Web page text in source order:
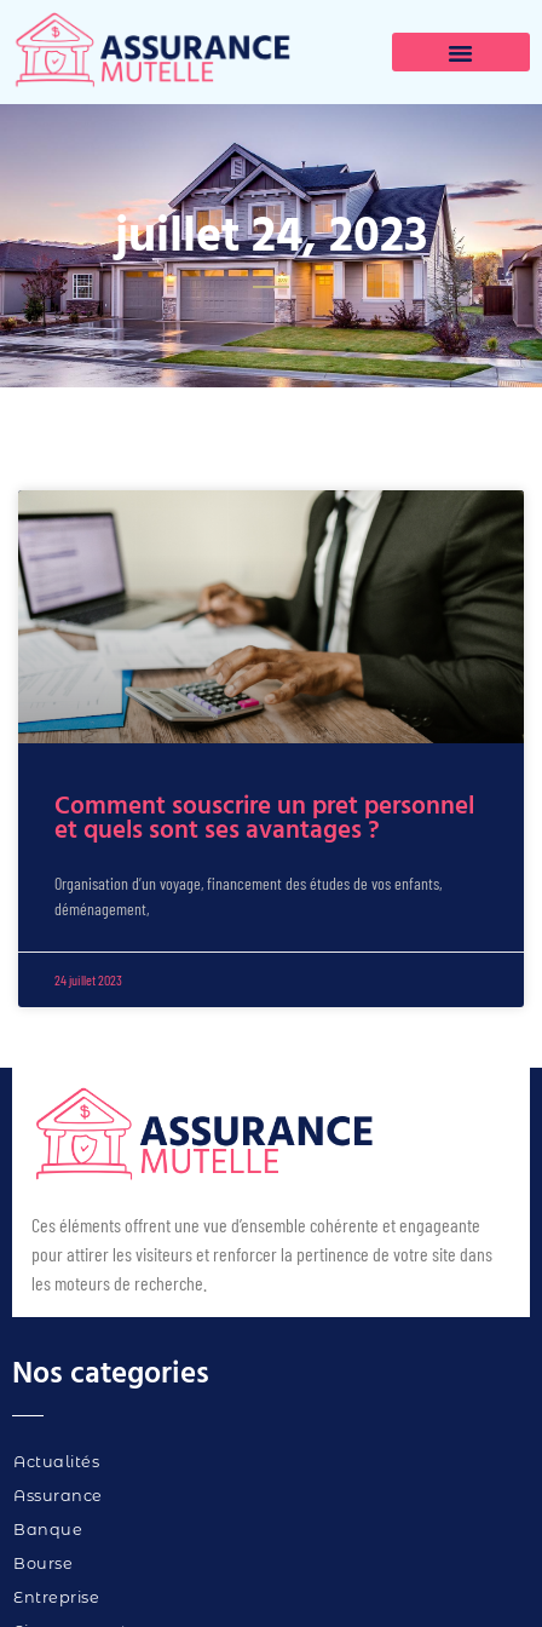
juillet 24, 2023
Comment souscrire un pret personnel
et quels sont ses avantages ?
Organisation d’un voyage, financement des études de vos enfants,
déménagement,
24 juillet 2023
Ces éléments offrent une vue d’ensemble cohérente et engageante
pour attirer les visiteurs et renforcer la pertinence de votre site dans
les moteurs de recherche.
Nos categories
Actualités
Assurance
Banque
Bourse
Entreprise